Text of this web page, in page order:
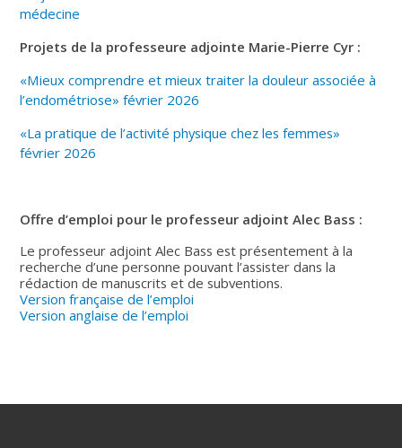
médecine
Projets de la professeure adjointe Marie-Pierre Cyr :
«Mieux comprendre et mieux traiter la douleur associée à
l’endométriose» février 2026
«La pratique de l’activité physique chez les femmes»
février 2026
Offre d’emploi pour le professeur adjoint Alec Bass :
Le professeur adjoint Alec Bass est présentement à la
recherche d’une personne pouvant l’assister dans la
rédaction de manuscrits et de subventions.
Version française de l’emploi
Version anglaise de l’emploi